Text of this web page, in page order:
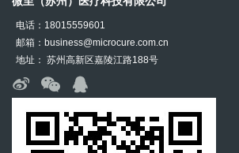
电话：18015559601
邮箱：business@microcure.com.cn
地址： 苏州高新区嘉陵江路188号